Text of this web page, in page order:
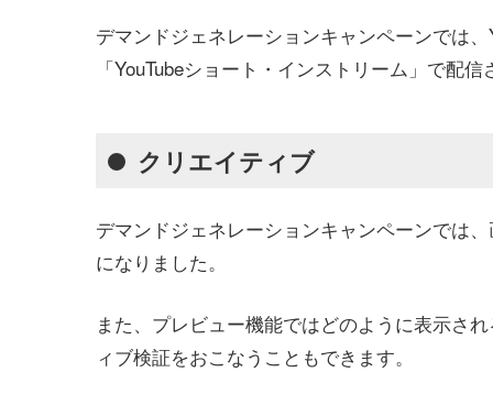
デマンドジェネレーションキャンペーンでは
「YouTubeショート・インストリーム」で配
クリエイティブ
デマンドジェネレーションキャンペーンでは
になりました。
また、プレビュー機能ではどのように表示さ
ィブ検証をおこなうこともできます。